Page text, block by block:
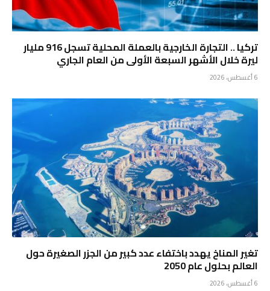
تركيا .. التجارة الخارجية بالعملة المحلية تسجل 916 مليار
ليرة خلال الأشهر السبعة الأولى من العام الجاري
6 أغسطس، 2026
تغير المناخ يهدد باختفاء عدد كبير من الجزر الصغيرة حول
العالم بحلول عام 2050
6 أغسطس، 2026